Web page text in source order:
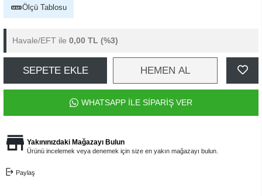
Ölçü Tablosu
Havale/EFT ile 0,00 TL (%3)
SEPETE EKLE HEMEN AL
WHATSAPP İLE SİPARİŞ VER
Yakınınızdaki Mağazayı Bulun
Ürünü incelemek veya denemek için size en yakın mağazayı bulun.
Paylaş